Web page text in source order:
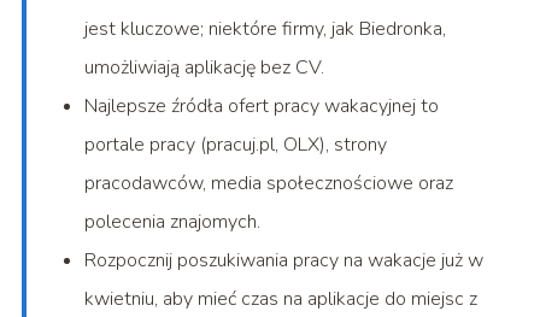
jest kluczowe; niektóre firmy, jak Biedronka,
umożliwiają aplikację bez CV.
Najlepsze źródła ofert pracy wakacyjnej to
portale pracy (pracuj.pl, OLX), strony
pracodawców, media społecznościowe oraz
polecenia znajomych.
Rozpocznij poszukiwania pracy na wakacje już w
kwietniu, aby mieć czas na aplikacje do miejsc z